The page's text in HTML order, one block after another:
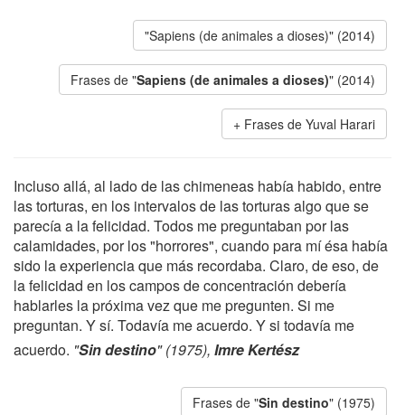
"Sapiens (de animales a dioses)" (2014)
Frases de "Sapiens (de animales a dioses)" (2014)
Frases de Yuval Harari
Incluso allá, al lado de las chimeneas había habido, entre
las torturas, en los intervalos de las torturas algo que se
parecía a la felicidad. Todos me preguntaban por las
calamidades, por los "horrores", cuando para mí ésa había
sido la experiencia que más recordaba. Claro, de eso, de
la felicidad en los campos de concentración debería
hablarles la próxima vez que me pregunten. Si me
preguntan. Y sí. Todavía me acuerdo. Y si todavía me
acuerdo. "Sin destino" (1975), Imre Kertész
Frases de "Sin destino" (1975)